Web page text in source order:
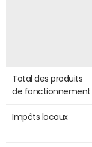
Total des produits
de fonctionnement
Impôts locaux